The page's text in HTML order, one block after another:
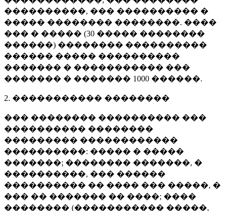
����������, ��� ���������� �
����� �������� ��������. ����
��� � ����� (30 ����� ��������
������) �������� ����������
������ ����� ����������
������� � ����������� ���
������� � ������� 1000 ������.
2. ����������� ��������
��� �������� ���������� ���
���������� ��������
��������� ������������
����������: ����� � �����
�������; �������� �������, �
����������, ��� ������
���������� �� ���� ��� �����, �
��� �� ������� �� ����; ����
�������� (����������� �����,